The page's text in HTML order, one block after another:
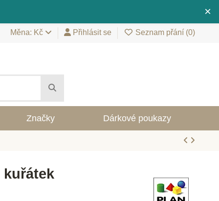
×
Měna: Kč Přihlásit se Seznam přání (0)
Značky Dárkové poukazy
kuřátek